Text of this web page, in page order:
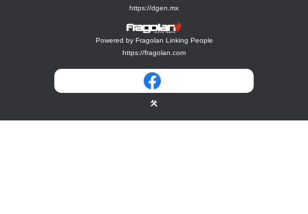
https://dgen.mx
Powered by Fragolan Linking People
https://fragolan.com